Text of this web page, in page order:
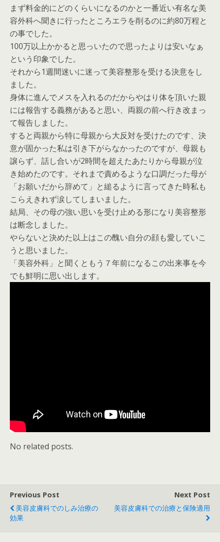
まず料金的にどのくらいになるのかと一番近い有名な美
容外科へ聞きに行ったところエラを削るのに約80万程と
の事でした。
100万以上かかると思っいたので思ったよりは安いなぁ
という印象でした。
それから1週間迷いに迷って美容整形を受ける決意をし
ました。
身体に進んでメスを入れるのだからやはり体を頂いた親
には報告する義務があると思い、両親の前へ行き改まっ
て報告しました。
すると両親から特に母親から大反対を受けたのです、決
意が固かった私は引き下がらなかったのですが、母親も
譲らず、話し合いが2時間を超えたあたりから母親が泣
き始めたのです。それまで責めるような口調だった母が
「お願いだから辞めて」と縋るように言ってきた時私も
こらえきれず涙してしまいました。
結局、その母の強い思いを受け止める形になり美容整形
は断念しました。
やらないと決めた以上はこの醜い自分の顔も愛していこ
うと思いました。
「美容外科」と聞くともう７年前になるこの出来事を今
でも鮮明に思い出します。
No related posts.
Previous Post
美容皮膚科でのしみ治療の
効果
Next Post
美容皮膚科での治療と保険適用